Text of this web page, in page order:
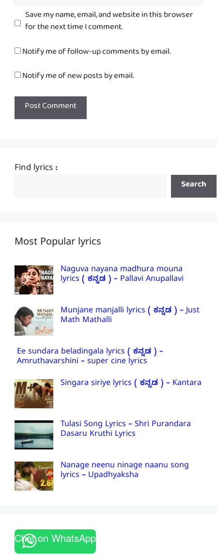
Save my name, email, and website in this browser
for the next time I comment.
Notify me of follow-up comments by email.
Notify me of new posts by email.
Find lyrics :
Search
Most Popular lyrics
Naguva nayana madhura mouna
lyrics ( ಕನ್ನಡ ) – Pallavi Anupallavi
Munjane manjalli lyrics ( ಕನ್ನಡ ) – Just
Math Mathalli
Ee sundara beladingala lyrics ( ಕನ್ನಡ ) –
Amruthavarshini – super cine lyrics
Singara siriye lyrics ( ಕನ್ನಡ ) – Kantara
Tulasi Song Lyrics – Shri Purandara
Dasaru Kruthi Lyrics
Nanage neenu ninage naanu song
lyrics – Upadhyaksha
Chat on WhatsApp